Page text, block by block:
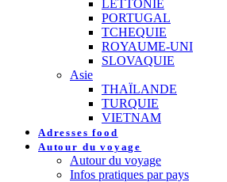
LETTONIE
PORTUGAL
TCHEQUIE
ROYAUME-UNI
SLOVAQUIE
Asie
THAÏLANDE
TURQUIE
VIETNAM
Adresses food
Autour du voyage
Autour du voyage
Infos pratiques par pays